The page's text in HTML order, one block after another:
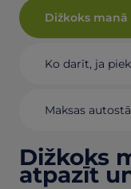
Dižkoks
Ko darīt, ja
Maksas
Dižkoks
atpazīt